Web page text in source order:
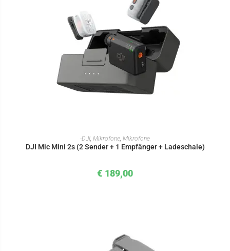
IN DEN WARENKORB
-DJI Mikrofone Mikrofone
DJI Mic Mini 2s (2 Sender + 1 Empfänger + Ladeschale)
€ 189,00